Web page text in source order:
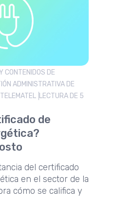
CONTENIDOS DE
ADMINISTRATIVA DE
LECTURA DE 5
de
del certificado
en el sector de la
cómo se califica y